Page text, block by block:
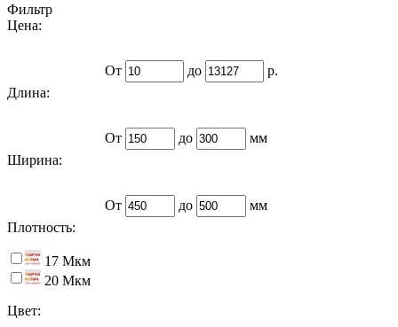
Фильтр
Цена:
От до
р.
Длина:
От до
мм
Ширина:
От до
мм
Плотность:
17 Мкм
20 Мкм
Цвет: